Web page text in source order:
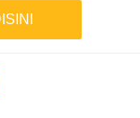
DISINI